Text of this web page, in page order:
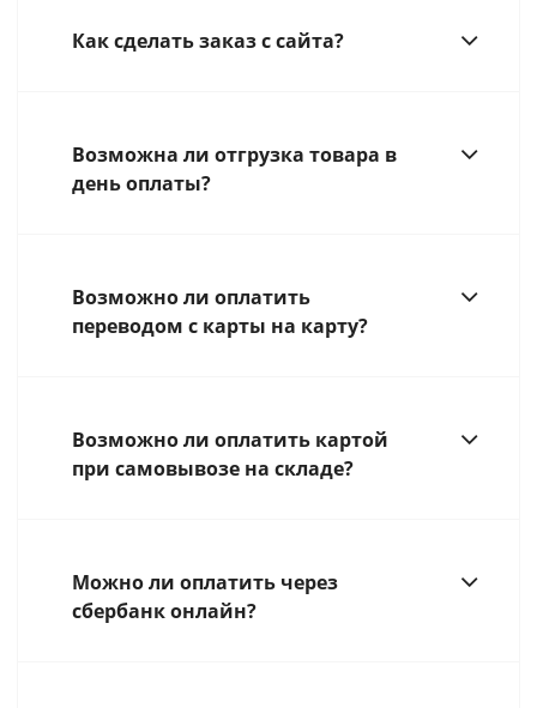
Как сделать заказ с сайта?
Возможна ли отгрузка товара в
день оплаты?
Возможно ли оплатить
переводом с карты на карту?
Возможно ли оплатить картой
при самовывозе на складе?
Можно ли оплатить через
сбербанк онлайн?